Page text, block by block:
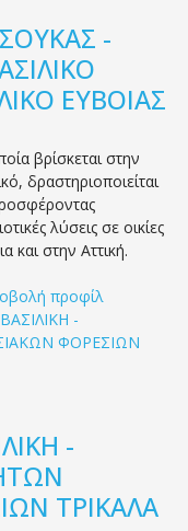
-
ΕΥΒΟΙΑΣ
βρίσκεται στην
δραστηριοποιείται
λύσεις σε οικίες
και στην Αττική.
προφίλ
-
ΤΡΙΚΑΛΑ